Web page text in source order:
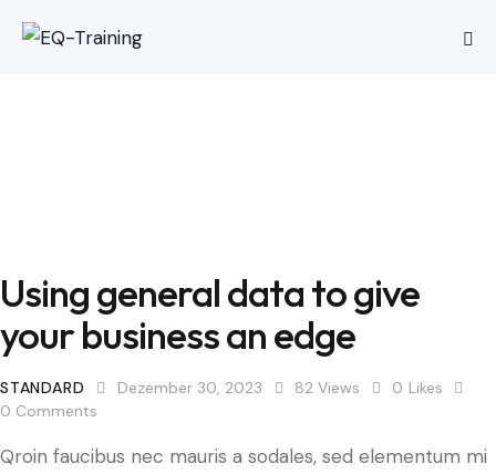
Using general data to give
your business an edge
STANDARD Dezember 30, 2023 82 Views 0 Likes
0 Comments
Qroin faucibus nec mauris a sodales, sed elementum mi